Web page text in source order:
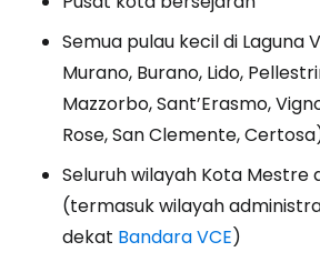
Semua pulau kecil di Laguna
Murano, Burano, Lido,
Mazzorbo, Sant’Erasmo,
Rose, San Clemente,
Seluruh wilayah Kota Mestre
(termasuk wilayah
dekat Bandara VCE)